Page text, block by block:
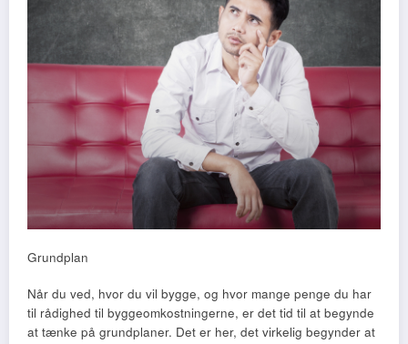
Grundplan
Når du ved, hvor du vil bygge, og hvor mange penge du har
til rådighed til byggeomkostningerne, er det tid til at begynde
at tænke på grundplaner. Det er her, det virkelig begynder at